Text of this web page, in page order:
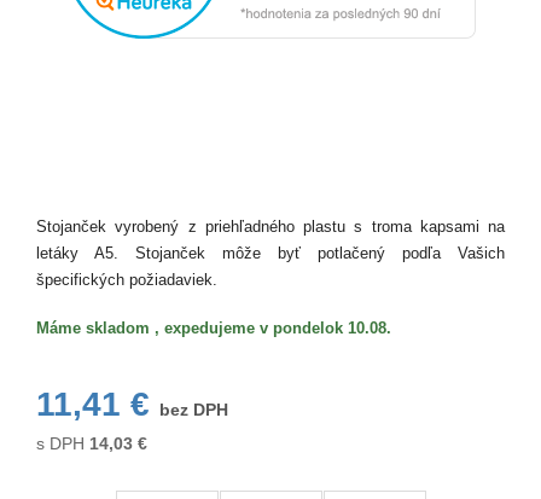
Stojanček vyrobený z priehľadného plastu s troma kapsami na
letáky A5. Stojanček môže byť potlačený podľa Vašich
špecifických požiadaviek.
Máme skladom , expedujeme v pondelok 10.08.
11,41 €
bez DPH
s DPH 14,03 €